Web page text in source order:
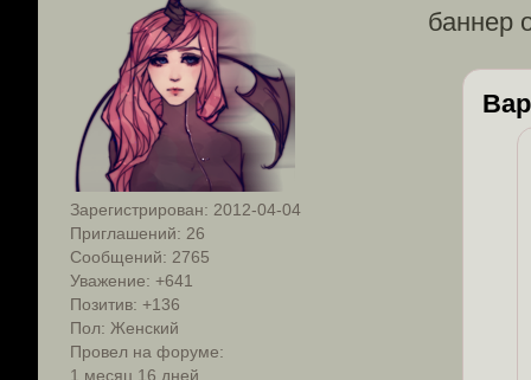
Зарегистрирован: 2012-04-04
Приглашений: 26
Сообщений: 2765
Уважение: +641
Позитив: +136
Пол: Женский
Провел на форуме:
1 месяц 16 дней
баннер